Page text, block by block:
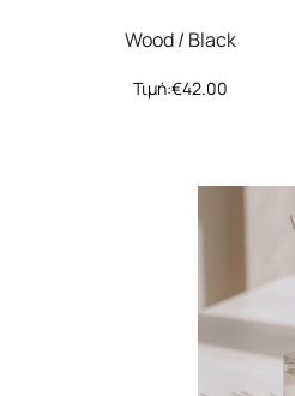
Wood / Black
Τιμή:€42.00